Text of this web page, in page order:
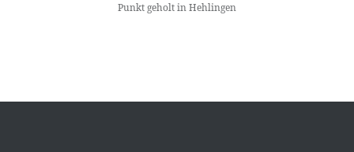
Punkt geholt in Hehlingen